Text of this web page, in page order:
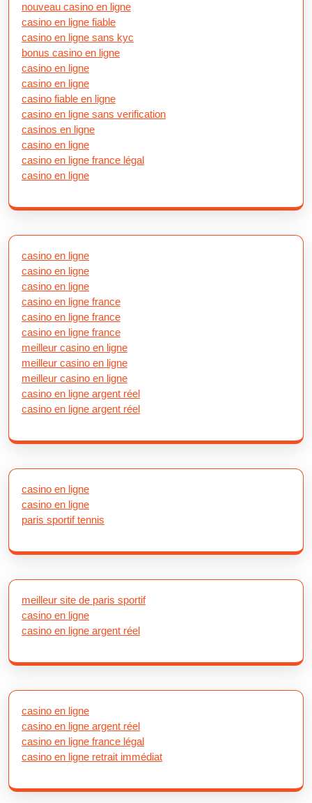
nouveau casino en ligne
casino en ligne fiable
casino en ligne sans kyc
bonus casino en ligne
casino en ligne
casino en ligne
casino fiable en ligne
casino en ligne sans verification
casinos en ligne
casino en ligne
casino en ligne france légal
casino en ligne
casino en ligne
casino en ligne
casino en ligne
casino en ligne france
casino en ligne france
casino en ligne france
meilleur casino en ligne
meilleur casino en ligne
meilleur casino en ligne
casino en ligne argent réel
casino en ligne argent réel
casino en ligne
casino en ligne
paris sportif tennis
meilleur site de paris sportif
casino en ligne
casino en ligne argent réel
casino en ligne
casino en ligne argent réel
casino en ligne france légal
casino en ligne retrait immédiat